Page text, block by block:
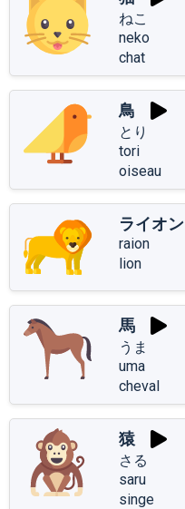
ねこ
neko
chat
鳥
とり
tori
oiseau
ライオン
raion
lion
馬
うま
uma
cheval
猿
さる
saru
singe